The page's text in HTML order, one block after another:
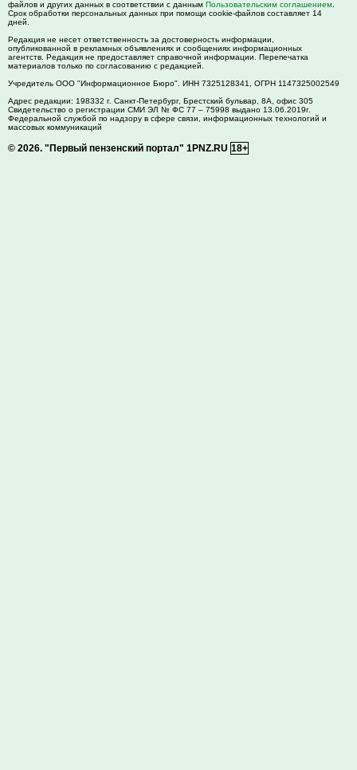
файлов и других данных в соответствии с данным Пользовательским соглашением
Срок обработки персональных данных при помощи cookie-файлов составляет 14
дней.
Редакция не несет ответственность за достоверность информации,
опубликованной в рекламных объявлениях и сообщениях информационных
агентств. Редакция не предоставляет справочной информации. Перепечатка
материалов только по согласованию с редакцией.
Учредитель ООО "Информационное Бюро". ИНН 7325128341, ОГРН 1147325002549
Адрес редакции: 198332 г. Санкт-Петербург, Брестский бульвар, 8А, офис 305
Свидетельство о регистрации СМИ ЭЛ № ФС 77 – 75998 выдано 13.06.2019г.
Федеральной службой по надзору в сфере связи, информационных технологий и
массовых коммуникаций
© 2026. "Первый пензенский портал" 1PNZ.RU 18+